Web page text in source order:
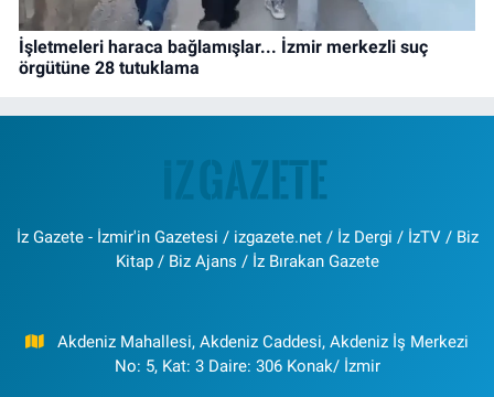
İşletmeleri haraca bağlamışlar... İzmir merkezli suç
örgütüne 28 tutuklama
İz Gazete - İzmir'in Gazetesi / izgazete.net / İz Dergi / İzTV / Biz
Kitap / Biz Ajans / İz Bırakan Gazete
Akdeniz Mahallesi, Akdeniz Caddesi, Akdeniz İş Merkezi
No: 5, Kat: 3 Daire: 306 Konak/ İzmir